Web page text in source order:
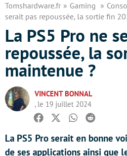
Tomshardware.fr Gaming
serait pas repoussée, la sortie fin
La PS5 Pro ne
repoussée, la
maintenue ?
VINCENT BONNAL
, le 19 juillet 2024
Facebook
TwitterWhatsapp
Reddit
La PS5 Pro serait en bonne
de ses applications ainsi que